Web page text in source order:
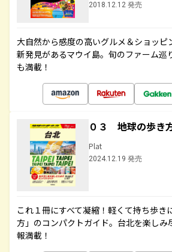
2018.12.12 発売
大自然から感度の高いグルメ＆ショッピ
新発見があるマウイ島。旬のファーム巡
も満載！
０３ 地球の歩
Plat
2024.12.19 発売
これ１冊にすべて凝縮！軽くて持ち歩き
方」のコンパクトガイド。台北を楽しみ
報満載！